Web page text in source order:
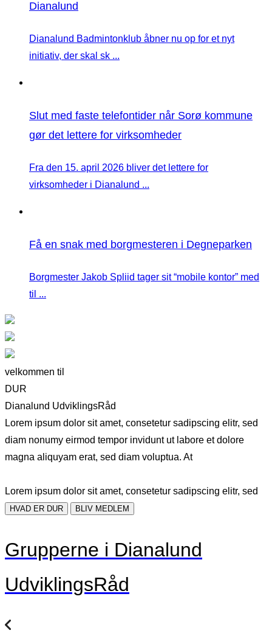
Dianalund
Dianalund Badmintonklub åbner nu op for et nyt
initiativ, der skal sk ...
Slut med faste telefontider når Sorø kommune
gør det lettere for virksomheder
Fra den 15. april 2026 bliver det lettere for
virksomheder i Dianalund ...
Få en snak med borgmesteren i Degneparken
Borgmester Jakob Spliid tager sit “mobile kontor” med
til ...
velkommen til
DUR
Dianalund UdviklingsRåd
Lorem ipsum dolor sit amet, consetetur sadipscing elitr, sed
diam nonumy eirmod tempor invidunt ut labore et dolore
magna aliquyam erat, sed diam voluptua. At
Lorem ipsum dolor sit amet, consetetur sadipscing elitr, sed
HVAD ER DUR BLIV MEDLEM
Grupperne i Dianalund
UdviklingsRåd